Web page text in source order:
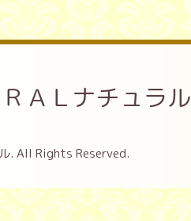
ＡＬナチュラル
. All Rights Reserved.